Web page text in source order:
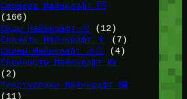
Сервера Майнкрафт 🛜
(166)
Сиды Майнкрафт 🌱
(12)
Скачать Майнкрафт 🔽
(7)
Скины Майнкрафт 🤹🏻
(4)
Скриншоты Майнкрафт 📸
(2)
Текстурпаки Майнкрафт 🖼️
(11)